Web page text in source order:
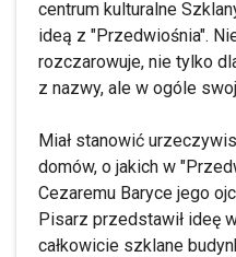
centrum kulturalne
ideą z "Przedwiośnia".
rozczarowuje, nie tylko
z nazwy, ale w ogóle
Miał stanowić
domów, o jakich w
Cezaremu Baryce jego
Pisarz przedstawił ideę
całkowicie szklane